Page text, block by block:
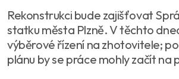
Rekonstrukci bude zajišťovat
statku města Plzně. V těchto
výběrové řízení na zhotovitele;
plánu by se práce mohly začít na